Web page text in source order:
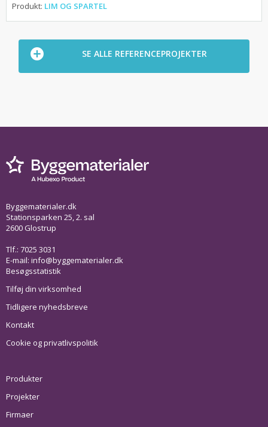
Produkt: LIM OG SPARTEL
SE ALLE REFERENCEPROJEKTER
Byggematerialer.dk
Stationsparken 25, 2. sal
2600 Glostrup
Tlf.: 7025 3031
E-mail: info@byggematerialer.dk
Besøgsstatistik
Tilføj din virksomhed
Tidligere nyhedsbreve
Kontakt
Cookie og privatlivspolitik
Produkter
Projekter
Firmaer